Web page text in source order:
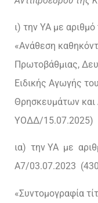
ι) την ΥΑ με
«Ανάθεση
Πρωτοβάθμιας,
Ειδικής Αγωγής
Θρησκευμάτων και
ΥΟΔΔ/15.07.2025)
ια) την ΥΑ με
Α7/03.07.2023
«Συντομογραφία